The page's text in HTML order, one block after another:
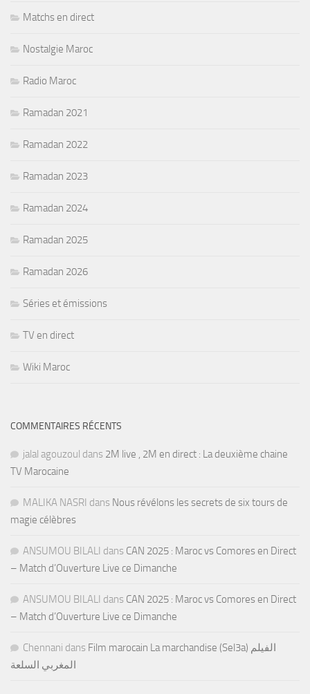
Matchs en direct
Nostalgie Maroc
Radio Maroc
Ramadan 2021
Ramadan 2022
Ramadan 2023
Ramadan 2024
Ramadan 2025
Ramadan 2026
Séries et émissions
TV en direct
Wiki Maroc
COMMENTAIRES RÉCENTS
jalal agouzoul dans 2M live , 2M en direct : La deuxième chaine
TV Marocaine
MALIKA NASRI dans Nous révélons les secrets de six tours de
magie célèbres
ANSUMOU BILALI dans CAN 2025 : Maroc vs Comores en Direct
– Match d’Ouverture Live ce Dimanche
ANSUMOU BILALI dans CAN 2025 : Maroc vs Comores en Direct
– Match d’Ouverture Live ce Dimanche
Chennani dans Film marocain La marchandise (Sel3a) الفيلم
المغربي السلعة